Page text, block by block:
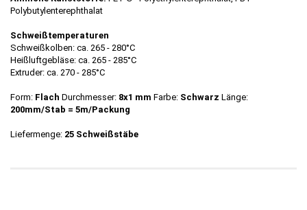
Polybutylenterephthalat
Schweißtemperaturen
Schweißkolben: ca. 265 - 280°C
Heißluftgebläse: ca. 265 - 285°C
Extruder: ca. 270 - 285°C
Form: Flach Durchmesser: 8x1 mm Farbe: Schwarz Länge:
200mm/Stab = 5m/Packung
Liefermenge: 25 Schweißstäbe